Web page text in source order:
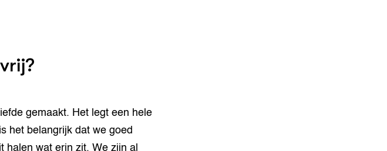
gemaakt. Het legt een hele
het belangrijk dat we goed
halen wat erin zit. We zijn al